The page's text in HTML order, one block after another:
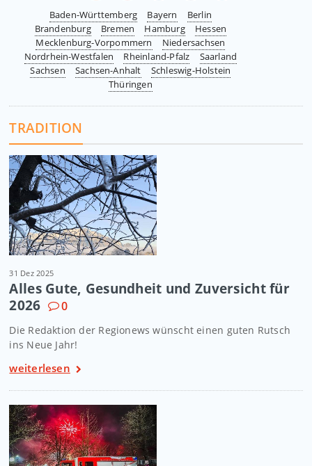
Baden-Württemberg Bayern
Berlin
Brandenburg
Bremen Hamburg
Hessen
Mecklenburg-Vorpommern
Niedersachsen
Nordrhein-Westfalen
Rheinland-Pfalz
Saarland
Sachsen
Sachsen-Anhalt
Schleswig-Holstein
Thüringen
TRADITION
31 Dez 2025
Alles Gute, Gesundheit und Zuversicht für
2026
0
Die Redaktion der Regionews wünscht einen guten Rutsch
ins Neue Jahr!
weiterlesen